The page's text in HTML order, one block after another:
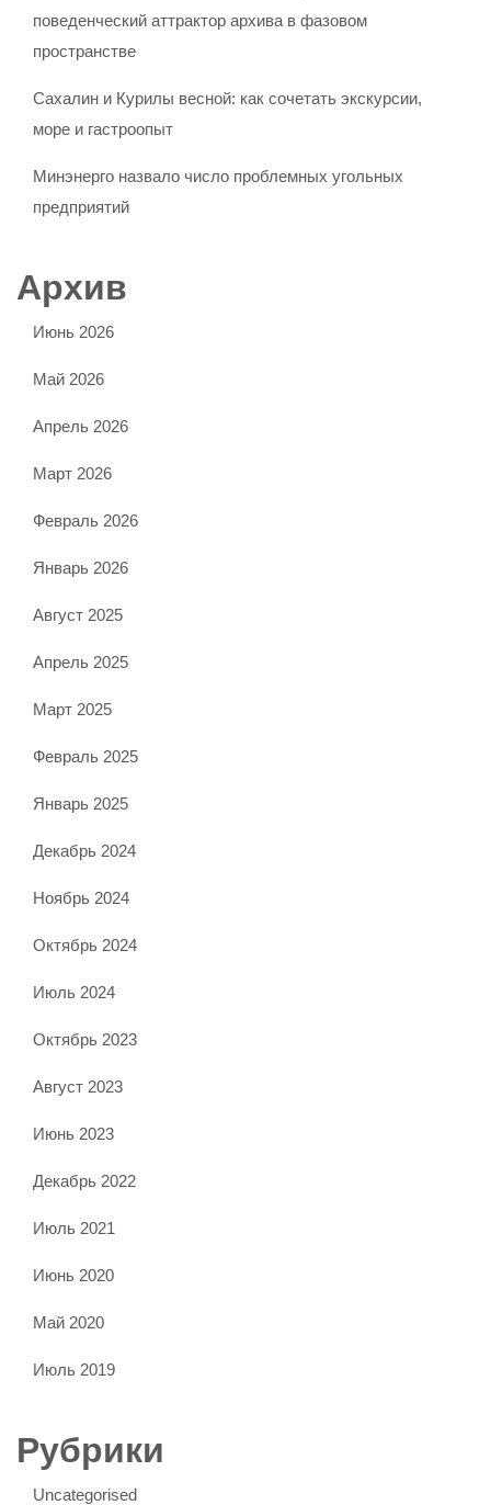
поведенческий аттрактор архива в фазовом
пространстве
Сахалин и Курилы весной: как сочетать экскурсии,
море и гастроопыт
Минэнерго назвало число проблемных угольных
предприятий
Архив
Июнь 2026
Май 2026
Апрель 2026
Март 2026
Февраль 2026
Январь 2026
Август 2025
Апрель 2025
Март 2025
Февраль 2025
Январь 2025
Декабрь 2024
Ноябрь 2024
Октябрь 2024
Июль 2024
Октябрь 2023
Август 2023
Июнь 2023
Декабрь 2022
Июль 2021
Июнь 2020
Май 2020
Июль 2019
Рубрики
Uncategorised